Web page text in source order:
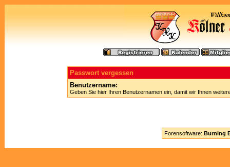
Passwort vergessen
Benutzername:
Geben Sie hier Ihren Benutzernamen ein, damit wir Ihnen
Forensoftware: Burning